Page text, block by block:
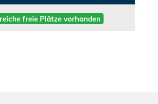
freie Plätze vorhanden